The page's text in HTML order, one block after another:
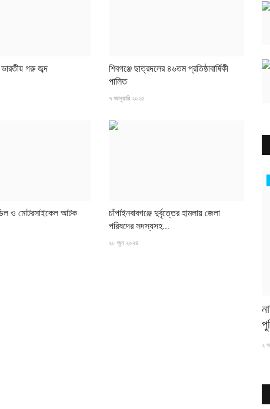
ভারতীয় গরু জব্দ
শিবগঞ্জে ছাত্রদলের ৪৬তম প্রতিষ্ঠাবার্ষিকী
পালিত
৭ জানুয়ারি ২০২৫
ও মোটরসাইকেল আটক
চাঁপাইনবাবগঞ্জে দুর্বৃত্তের হামলায় জেলা
পরিষদের সদস্যসহ...
২৮ জুন ২০২৪
১৮